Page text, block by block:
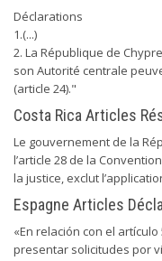
Déclarations
1.(...)
2. La République de
son Autorité centrale
(article 24)."
Costa Rica Articles
Le gouvernement de la
l’article 28 de la
la justice, exclut
Espagne Articles
«En relación con el
presentar solicitudes por